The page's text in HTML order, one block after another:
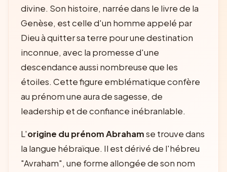
divine. Son histoire, narrée dans le livre de la
Genèse, est celle d'un homme appelé par
Dieu à quitter sa terre pour une destination
inconnue, avec la promesse d'une
descendance aussi nombreuse que les
étoiles. Cette figure emblématique confère
au prénom une aura de sagesse, de
leadership et de confiance inébranlable.
L'origine du prénom Abrahamse trouve dans
la langue hébraïque. Il est dérivé de l'hébreu
"Avraham", une forme allongée de son nom